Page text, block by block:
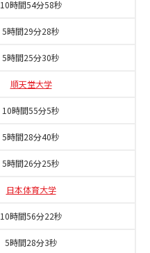
10時間54分58秒
5時間29分28秒
5時間25分30秒
順天堂大学
10時間55分5秒
5時間28分40秒
5時間26分25秒
日本体育大学
10時間56分22秒
5時間28分3秒